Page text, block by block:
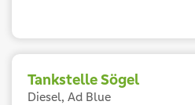
Tankstelle Sögel
Diesel, Ad Blue